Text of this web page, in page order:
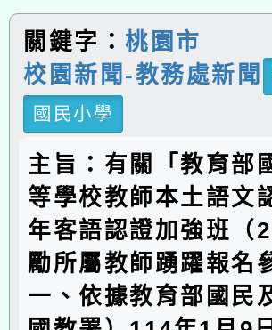
關鍵字：桃園市
校園新聞-教務處新聞
國民小學
主旨：有關「教育部
等學校教師本土語文
年客語認證加強班（
勵所屬教師踴躍報名
一、依據教育部國民